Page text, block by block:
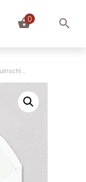
0
Briefumschlag-Inlay Eukalyptuskranz